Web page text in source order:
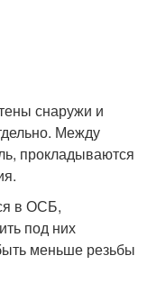
снаружи и
Между
прокладываются
в ОСБ,
под них
меньше резьбы